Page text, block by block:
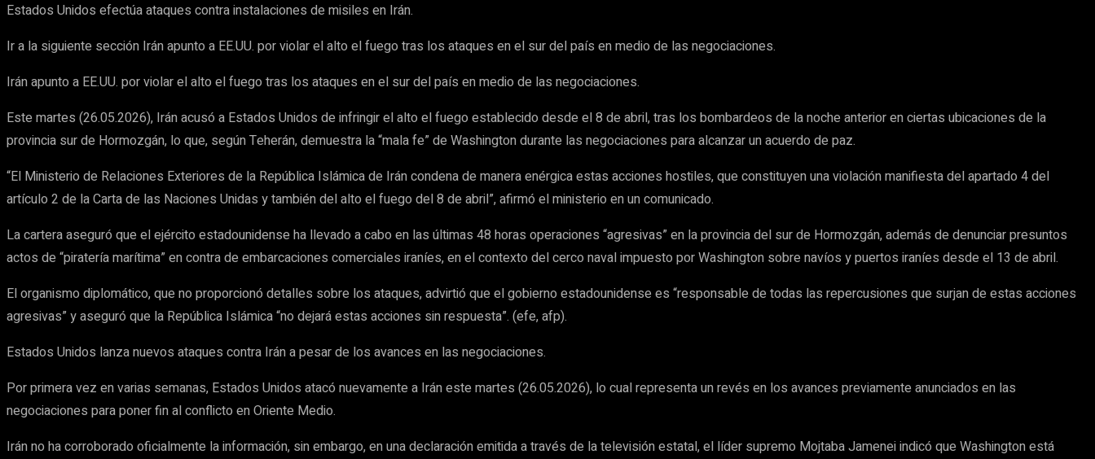
Estados Unidos efectúa ataques contra instalaciones de misiles en Irán.
Ir a la siguiente sección Irán apunto a EE.UU. por violar el alto el fuego tras los ataques en el sur del país en medio de las negociaciones.
Irán apunto a EE.UU. por violar el alto el fuego tras los ataques en el sur del país en medio de las negociaciones.
Este martes (26.05.2026), Irán acusó a Estados Unidos de infringir el alto el fuego establecido desde el 8 de abril, tras los bombardeos de la noche anterior en ciertas ubicaciones de la
provincia sur de Hormozgán, lo que, según Teherán, demuestra la “mala fe” de Washington durante las negociaciones para alcanzar un acuerdo de paz.
“El Ministerio de Relaciones Exteriores de la República Islámica de Irán condena de manera enérgica estas acciones hostiles, que constituyen una violación manifiesta del apartado 4 del
artículo 2 de la Carta de las Naciones Unidas y también del alto el fuego del 8 de abril”, afirmó el ministerio en un comunicado.
La cartera aseguró que el ejército estadounidense ha llevado a cabo en las últimas 48 horas operaciones “agresivas” en la provincia del sur de Hormozgán, además de denunciar presuntos
actos de “piratería marítima” en contra de embarcaciones comerciales iraníes, en el contexto del cerco naval impuesto por Washington sobre navíos y puertos iraníes desde el 13 de abril.
El organismo diplomático, que no proporcionó detalles sobre los ataques, advirtió que el gobierno estadounidense es “responsable de todas las repercusiones que surjan de estas acciones
agresivas” y aseguró que la República Islámica “no dejará estas acciones sin respuesta”. (efe, afp).
Estados Unidos lanza nuevos ataques contra Irán a pesar de los avances en las negociaciones.
Por primera vez en varias semanas, Estados Unidos atacó nuevamente a Irán este martes (26.05.2026), lo cual representa un revés en los avances previamente anunciados en las
negociaciones para poner fin al conflicto en Oriente Medio.
Irán no ha corroborado oficialmente la información, sin embargo, en una declaración emitida a través de la televisión estatal, el líder supremo Mojtaba Jamenei indicó que Washington está